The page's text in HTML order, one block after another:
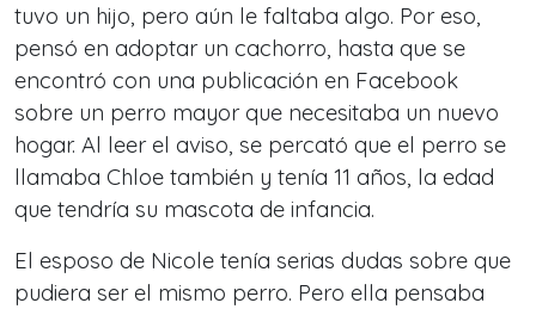
tuvo un hijo, pero aún le faltaba algo. Por eso,
pensó en adoptar un cachorro, hasta que se
encontró con una publicación en Facebook
sobre un perro mayor que necesitaba un nuevo
hogar. Al leer el aviso, se percató que el perro se
llamaba Chloe también y tenía 11 años, la edad
que tendría su mascota de infancia.
El esposo de Nicole tenía serias dudas sobre que
pudiera ser el mismo perro. Pero ella pensaba